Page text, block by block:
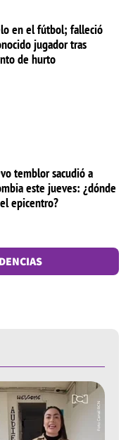
en el fútbol; falleció
jugador tras
de hurto
temblor sacudió a
este jueves: ¿dónde
epicentro?